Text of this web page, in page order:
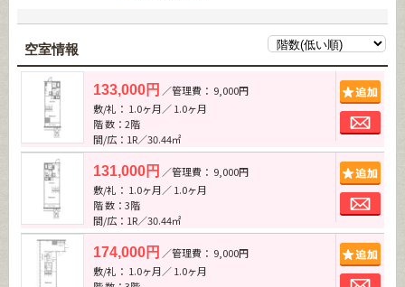
空室情報
133,000円 ／管理費： 9,000円
敷/礼： 1.0ヶ月／ 1.0ヶ月
階 数：2階
間/広：1R／30.44㎡
131,000円 ／管理費： 9,000円
敷/礼： 1.0ヶ月／ 1.0ヶ月
階 数：3階
間/広：1R／30.44㎡
174,000円 ／管理費： 9,000円
敷/礼： 1.0ヶ月／ 1.0ヶ月